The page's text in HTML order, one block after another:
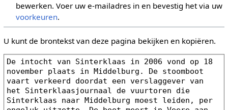
bewerken. Voer uw e-mailadres in en bevestig het via uw
voorkeuren.
U kunt de brontekst van deze pagina bekijken en kopiëren.